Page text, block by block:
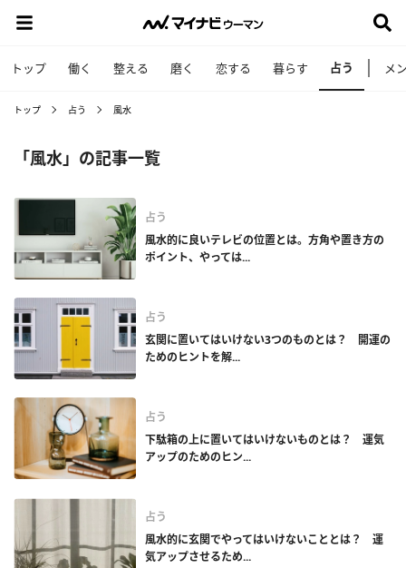
トップ 働く 整える 磨く 恋する 暮らす 占う メ
トップ 占う 風水
「風水」の記事一覧
占う
風水的に良いテレビの位置とは。方角や置き方の
ポイント、やっては...
占う
玄関に置いてはいけない3つのものとは？ 開運の
ためのヒントを解...
占う
下駄箱の上に置いてはいけないものとは？ 運気
アップのためのヒン...
占う
風水的に玄関でやってはいけないこととは？ 運
気アップさせるため...